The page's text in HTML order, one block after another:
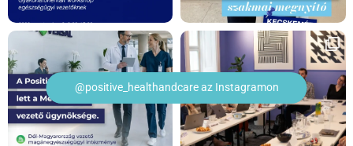
@positive_healthandcare az Instagramon